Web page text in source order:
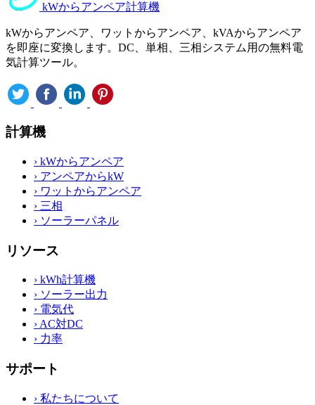
kWからアンペア計算機
kWからアンペア、ワットからアンペア、kVAからアンペア
を即座に変換します。DC、単相、三相システム用の無料電
気計算ツール。
計算機
› kWからアンペア
› アンペアからkW
› ワットからアンペア
› 三相
› ソーラーパネル
リソース
› kWh計算機
› ソーラー出力
› 電気代
› AC対DC
› 力率
サポート
› 私たちについて